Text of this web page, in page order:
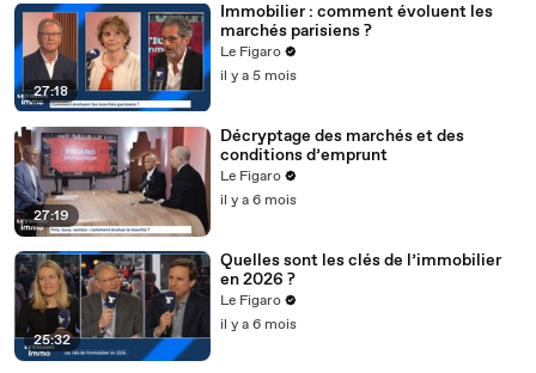
27:18
Immobilier : comment évoluent les
marchés parisiens ?
Le Figaro
il y a 5 mois
27:19
Décryptage des marchés et des
conditions d’emprunt
Le Figaro
il y a 6 mois
25:32
Quelles sont les clés de l’immobilier
en 2026 ?
Le Figaro
il y a 6 mois